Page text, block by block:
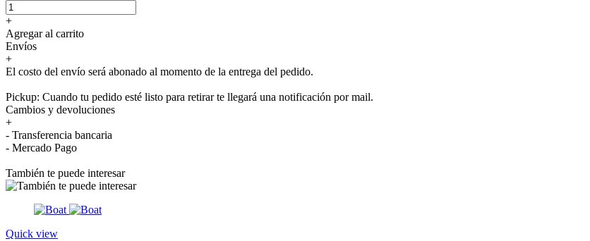
+
Agregar al carrito
Envíos
+
El costo del envío será abonado al momento de la entrega del pedido.
Pickup: Cuando tu pedido esté listo para retirar te llegará una notificación por mail.
Cambios y devoluciones
+
- Transferencia bancaria
- Mercado Pago
También te puede interesar
Quick view